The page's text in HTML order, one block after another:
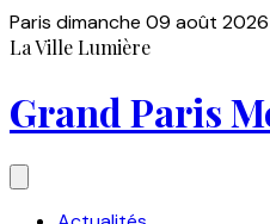
Paris dimanche 09 août 2026
La Ville Lumière
Grand Paris